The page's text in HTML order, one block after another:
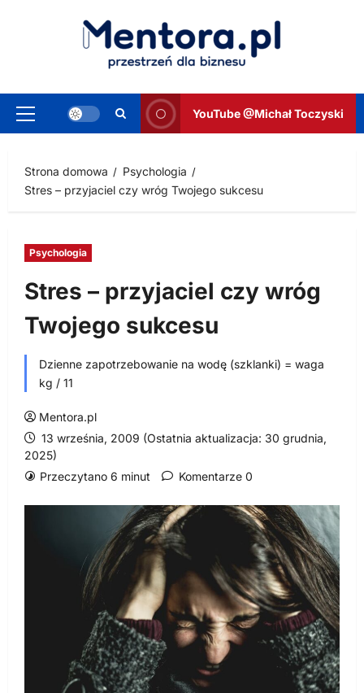
Menu
YouTube @Michał Toczyski
Strona domowa
Psychologia
Stres – przyjaciel czy wróg Twojego sukcesu
Psychologia
Stres – przyjaciel czy wróg
Twojego sukcesu
Dzienne zapotrzebowanie na wodę (szklanki) = waga
kg / 11
Mentora.pl
13 września, 2009 (Ostatnia aktualizacja: 30 grudnia,
2025)
Przeczytano 6 minut
Komentarze 0